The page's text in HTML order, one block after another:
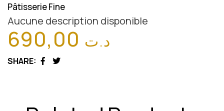
Pâtisserie Fine
Aucune description disponible
د.ت
SHARE:
Facebook
Twitter